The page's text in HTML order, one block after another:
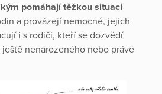
pomáhají těžkou situaci
a provázejí nemocné, jejich
i s rodiči, kteří se dozvědí
nenarozeného nebo právě